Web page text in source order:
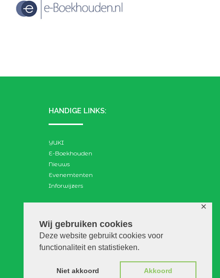
Wij gebruiken cookies
Deze website gebruikt cookies voor
functionaliteit en statistieken.
Niet akkoord Akkoord
✕
HANDIGE LINKS:
YUKI
E-Boekhouden
Nieuws
Evenemtenten
Inforwijzers